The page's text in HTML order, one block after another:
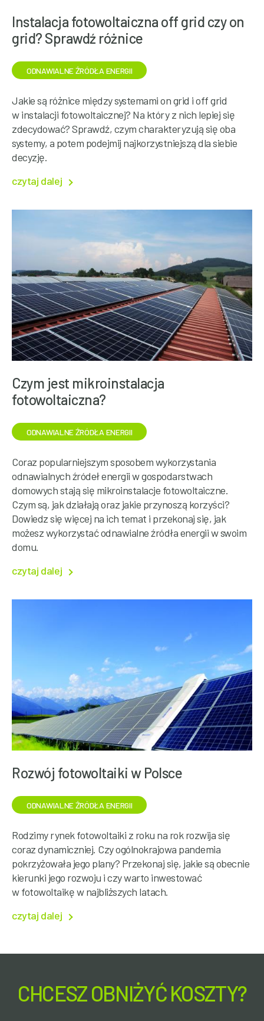
Instalacja fotowoltaiczna off grid czy on
grid? Sprawdź różnice
ODNAWIALNE ŹRÓDŁA ENERGII
Jakie są różnice między systemami on grid i off grid
w instalacji fotowoltaicznej? Na który z nich lepiej się
zdecydować? Sprawdź, czym charakteryzują się oba
systemy, a potem podejmij najkorzystniejszą dla siebie
decyzję.
czytaj dalej
Czym jest mikroinstalacja
fotowoltaiczna?
ODNAWIALNE ŹRÓDŁA ENERGII
Coraz popularniejszym sposobem wykorzystania
odnawialnych źródeł energii w gospodarstwach
domowych stają się mikroinstalacje fotowoltaiczne.
Czym są, jak działają oraz jakie przynoszą korzyści?
Dowiedz się więcej na ich temat i przekonaj się, jak
możesz wykorzystać odnawialne źródła energii w swoim
domu.
czytaj dalej
Rozwój fotowoltaiki w Polsce
ODNAWIALNE ŹRÓDŁA ENERGII
Rodzimy rynek fotowoltaiki z roku na rok rozwija się
coraz dynamiczniej. Czy ogólnokrajowa pandemia
pokrzyżowała jego plany? Przekonaj się, jakie są obecnie
kierunki jego rozwoju i czy warto inwestować
w fotowoltaikę w najbliższych latach.
czytaj dalej
CHCESZ OBNIŻYĆ KOSZTY?